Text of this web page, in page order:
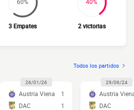
3 Empates 2 victorias
Todos los partidos
26/01/26
Austria Viena
1
DAC
1
29/06/24
Austria
DAC